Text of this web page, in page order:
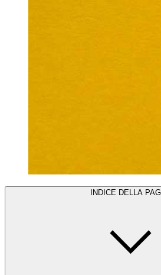
INDICE DELLA